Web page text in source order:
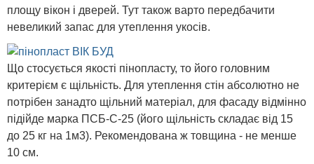
площу вікон і дверей. Тут також варто передбачити
невеликий запас для утеплення укосів.
Що стосується якості пінопласту, то його головним
критерієм є щільність. Для утеплення стін абсолютно не
потрібен занадто щільний матеріал, для фасаду відмінно
підійде марка ПСБ-С-25 (його щільність складає від 15
до 25 кг на 1м3). Рекомендована ж товщина - не менше
10 см.